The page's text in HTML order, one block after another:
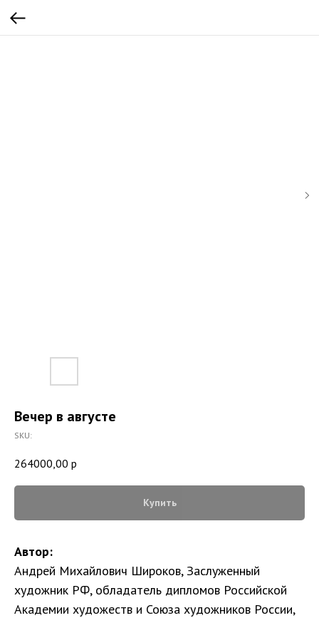
Вечер в августе
SKU:
264000,00 р
Купить
Автор:
Андрей Михайлович Широков, Заслуженный
художник РФ, обладатель дипломов Российской
Академии художеств и Союза художников России,